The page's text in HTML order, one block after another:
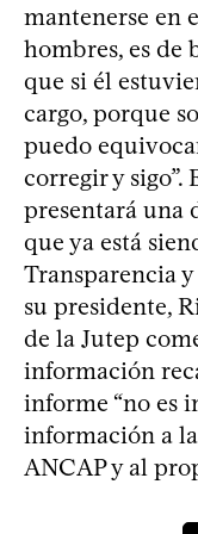
mantenerse en
hombres, es de
que si él
cargo, porque
puedo
corregir y
presentará una
que ya está
Transparencia
su presidente,
de la Jutep
información
informe “no es
información a
ANCAP y al